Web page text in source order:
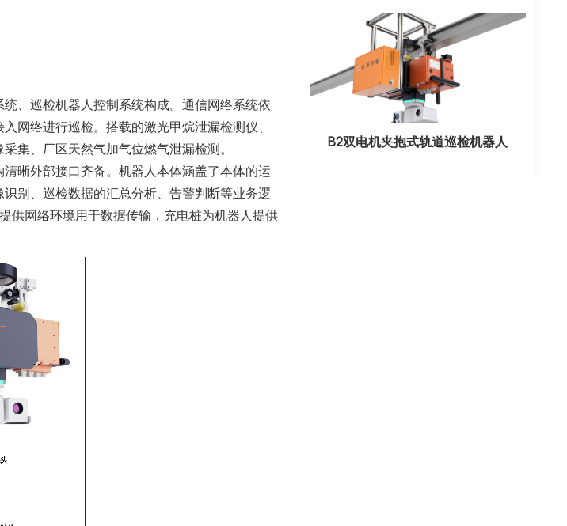
、巡检机器人控制系统构成。通信网络系统依
网络进行巡检。搭载的激光甲烷泄漏检测仪、
集、厂区天然气加气位燃气泄漏检测。
晰外部接口齐备。机器人本体涵盖了本体的运
别、巡检数据的汇总分析、告警判断等业务逻
供网络环境用于数据传输，充电桩为机器人提供
B2双电机夹抱式轨道巡检机器人